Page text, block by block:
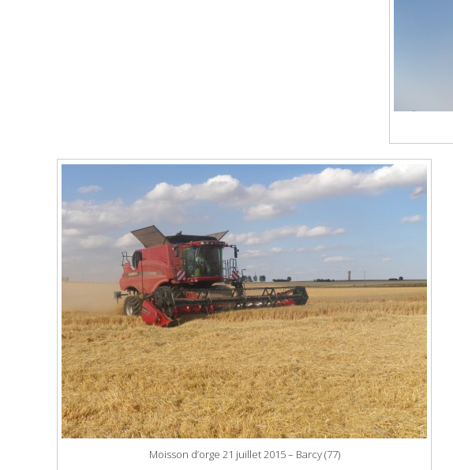
Moisson d’orge 21 juillet 2015 – Barcy (77)